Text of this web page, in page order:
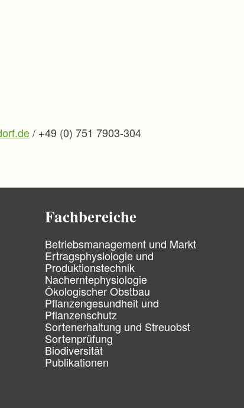
/ +49 (0) 751 7903-304
Fachbereiche
N
a
v
i
g
a
t
i
o
n
ü
b
e
Betriebsmanagement und Markt
Ertragsphysiologie und
Produktionstechnik
Nacherntephysiologie
Ökologischer Obstbau
Pflanzengesundheit und
Pflanzenschutz
Sortenerhaltung und Streuobst
Sortenprüfung
Biodiversität
Publikationen